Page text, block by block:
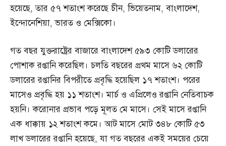
হয়েছে, তার ৫৭ শতাংশ করেছে চীন, ভিয়েতনাম, বাংলাদেশ,
ইন্দোনেশিয়া, ভারত ও মেক্সিকো।
গত বছর যুক্তরাষ্ট্রের বাজারে বাংলাদেশ ৫৯৩ কোটি ডলারের
পোশাক রপ্তানি করেছিল। চলতি বছরের প্রথম মাসে ৬২ কোটি
ডলারের রপ্তানির বিপরীতে প্রবৃদ্ধি হয়েছিল ১৭ শতাংশ। পরের
মাসেও প্রবৃদ্ধি হয় ১১ শতাংশ। মার্চ ও এপ্রিলেও রপ্তানি নেতিবাচক
হয়নি। করোনার প্রভাব পড়ে মূলত মে মাসে। সেই মাসে রপ্তানি
এক ধাক্কায় ১২ শতাংশ কমে। আট মাসে মোট ৩৪৮ কোটি ৫৩
লাখ ডলারের রপ্তানি হয়েছে, যা গত বছরের একই সময়ের চেয়ে